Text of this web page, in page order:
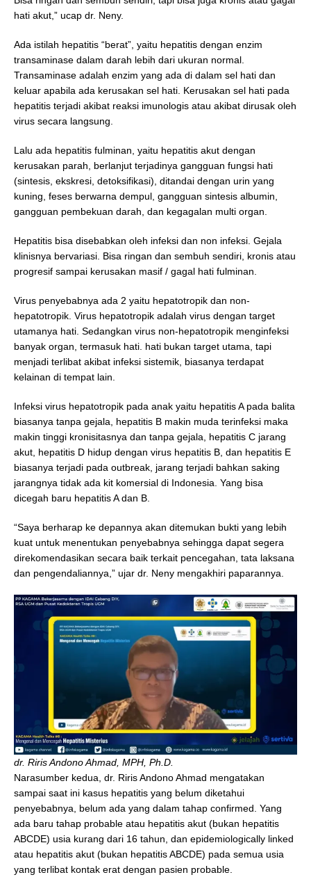
hati akut,” ucap dr. Neny.
Ada istilah hepatitis “berat”, yaitu hepatitis dengan enzim
transaminase dalam darah lebih dari ukuran normal.
Transaminase adalah enzim yang ada di dalam sel hati dan
keluar apabila ada kerusakan sel hati. Kerusakan sel hati pada
hepatitis terjadi akibat reaksi imunologis atau akibat dirusak oleh
virus secara langsung.
Lalu ada hepatitis fulminan, yaitu hepatitis akut dengan
kerusakan parah, berlanjut terjadinya gangguan fungsi hati
(sintesis, ekskresi, detoksifikasi), ditandai dengan urin yang
kuning, feses berwarna dempul, gangguan sintesis albumin,
gangguan pembekuan darah, dan kegagalan multi organ.
Hepatitis bisa disebabkan oleh infeksi dan non infeksi. Gejala
klinisnya bervariasi. Bisa ringan dan sembuh sendiri, kronis atau
progresif sampai kerusakan masif / gagal hati fulminan.
Virus penyebabnya ada 2 yaitu hepatotropik dan non-
hepatotropik. Virus hepatotropik adalah virus dengan target
utamanya hati. Sedangkan virus non-hepatotropik menginfeksi
banyak organ, termasuk hati. hati bukan target utama, tapi
menjadi terlibat akibat infeksi sistemik, biasanya terdapat
kelainan di tempat lain.
Infeksi virus hepatotropik pada anak yaitu hepatitis A pada balita
biasanya tanpa gejala, hepatitis B makin muda terinfeksi maka
makin tinggi kronisitasnya dan tanpa gejala, hepatitis C jarang
akut, hepatitis D hidup dengan virus hepatitis B, dan hepatitis E
biasanya terjadi pada outbreak, jarang terjadi bahkan saking
jarangnya tidak ada kit komersial di Indonesia. Yang bisa
dicegah baru hepatitis A dan B.
“Saya berharap ke depannya akan ditemukan bukti yang lebih
kuat untuk menentukan penyebabnya sehingga dapat segera
direkomendasikan secara baik terkait pencegahan, tata laksana
dan pengendaliannya,” ujar dr. Neny mengakhiri paparannya.
dr. Riris Andono Ahmad, MPH, Ph.D.
Narasumber kedua, dr. Riris Andono Ahmad mengatakan
sampai saat ini kasus hepatitis yang belum diketahui
penyebabnya, belum ada yang dalam tahap confirmed. Yang
ada baru tahap probable atau hepatitis akut (bukan hepatitis
ABCDE) usia kurang dari 16 tahun, dan epidemiologically linked
atau hepatitis akut (bukan hepatitis ABCDE) pada semua usia
yang terlibat kontak erat dengan pasien probable.